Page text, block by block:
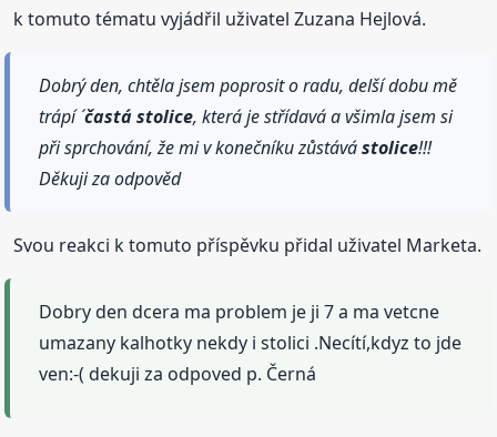
k tomuto tématu vyjádřil uživatel Zuzana Hejlová.
Dobrý den, chtěla jsem poprosit o radu, delší dobu mě
trápí ´častá stolice, která je střídavá a všimla jsem si
při sprchování, že mi v konečníku zůstávástolice!!!
Děkuji za odpověd
Svou reakci k tomuto příspěvku přidal uživatel Marketa.
Dobry den dcera ma problem je ji 7 a ma vetcne
umazany kalhotky nekdy i stolici .Necítí,kdyz to jde
ven:-( dekuji za odpoved p. Černá